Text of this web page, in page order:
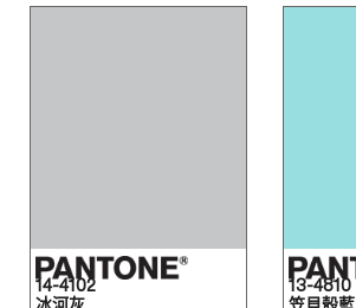
14-4102 13-4810